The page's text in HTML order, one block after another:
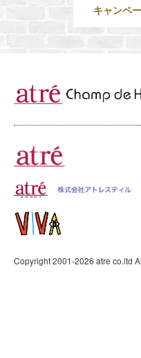
ショップリスト
採用情報
会社情報
お問い合わせ
プライバシーポリシー
キャンペ
Copyright 2001-2026 atre co.ltd